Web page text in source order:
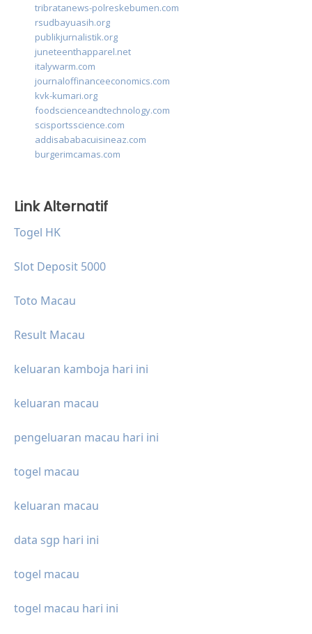
tribratanews-polreskebumen.com
rsudbayuasih.org
publikjurnalistik.org
juneteenthapparel.net
italywarm.com
journaloffinanceeconomics.com
kvk-kumari.org
foodscienceandtechnology.com
scisportsscience.com
addisababacuisineaz.com
burgerimcamas.com
Link Alternatif
Togel HK
Slot Deposit 5000
Toto Macau
Result Macau
keluaran kamboja hari ini
keluaran macau
pengeluaran macau hari ini
togel macau
keluaran macau
data sgp hari ini
togel macau
togel macau hari ini